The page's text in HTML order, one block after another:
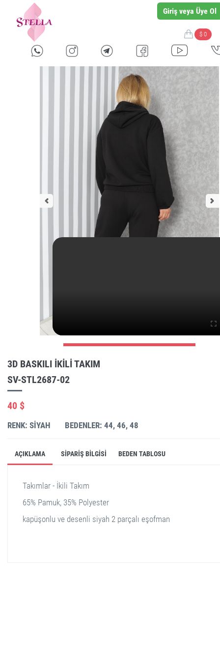
Giriş veya Üye Ol
$ 0
3D BASKILI IKILI TAKIM
SV-STL2687-02
40 $
RENK: SIYAH BEDENLER: 44, 46, 48
AÇIKLAMA SIPARIŞ BILGISI BEDEN TABLOSU
Takımlar - İkili Takım
65% Pamuk, 35% Polyester
kapüşonlu ve desenli siyah 2 parçalı eşofman